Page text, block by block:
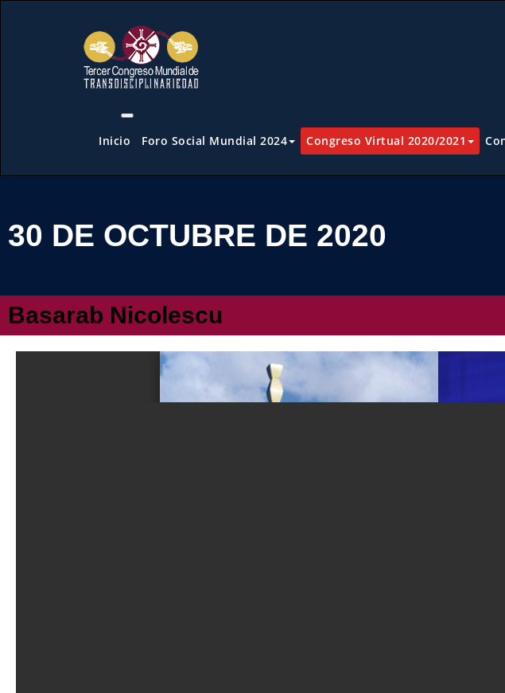
Inicio Foro Social Mundial 2024 Congreso Virtual 2020/2021
30 DE OCTUBRE DE 2020
Basarab Nicolescu